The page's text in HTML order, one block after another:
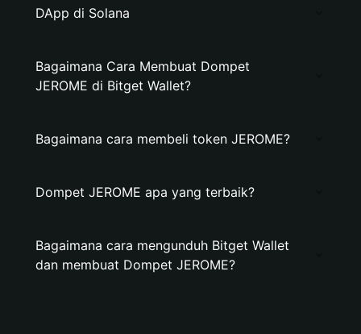
DApp di Solana
Bagaimana Cara Membuat Dompet
JEROME di Bitget Wallet?
Bagaimana cara membeli token JEROME?
Dompet JEROME apa yang terbaik?
Bagaimana cara mengunduh Bitget Wallet
dan membuat Dompet JEROME?